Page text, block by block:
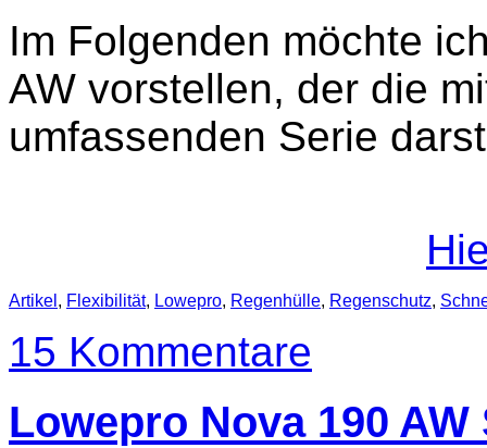
Im Folgenden möchte
AW vorstellen, der die
umfassenden Serie
Artikel , Flexibilität, Lowepro, Regenhülle, Regenschutz,
15 Kommentare
Lowepro Nova 190